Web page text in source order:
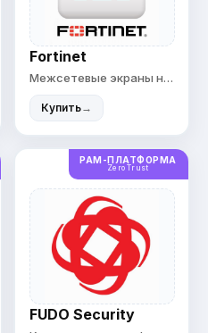
Fortinet
Межсетевые экраны нового поколения NGFW
Купить→
PAM-ПЛАТФОРМА
Zero Trust
FUDO Security